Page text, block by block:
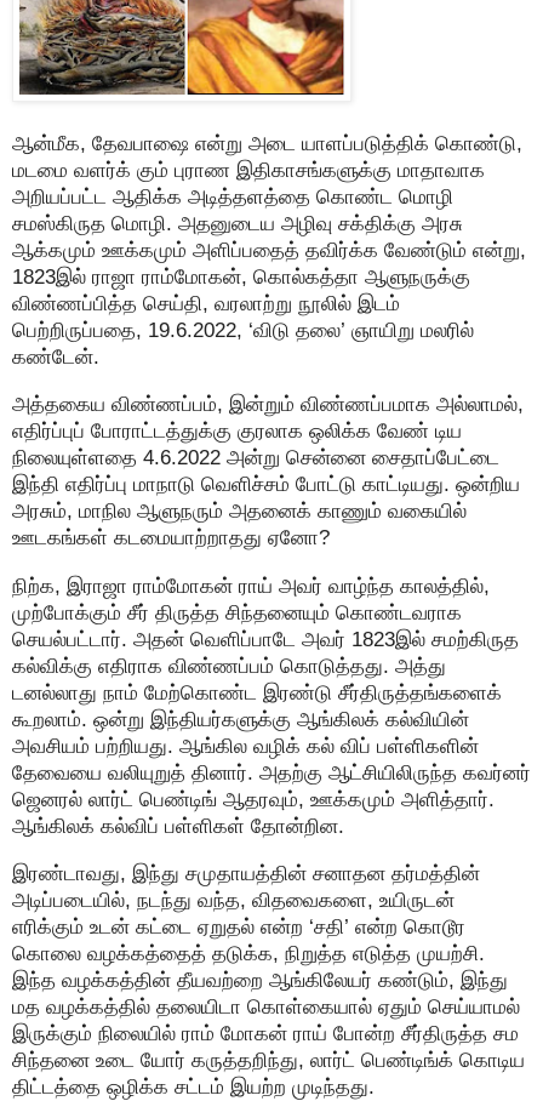
ஆன்மீக, தேவபாஷை என்று அடை யாளப்படுத்திக் கொண்டு,
மடமை வளர்க் கும் புராண இதிகாசங்களுக்கு மாதாவாக
அறியப்பட்ட ஆதிக்க அடித்தளத்தை கொண்ட மொழி
சமஸ்கிருத மொழி. அதனுடைய அழிவு சக்திக்கு அரசு
ஆக்கமும் ஊக்கமும் அளிப்பதைத் தவிர்க்க வேண்டும் என்று,
1823இல் ராஜா ராம்மோகன், கொல்கத்தா ஆளுநருக்கு
விண்ணப்பித்த செய்தி, வரலாற்று நூலில் இடம்
பெற்றிருப்பதை, 19.6.2022, ‘விடு தலை’ ஞாயிறு மலரில்
கண்டேன்.
அத்தகைய விண்ணப்பம், இன்றும் விண்ணப்பமாக அல்லாமல்,
எதிர்ப்புப் போராட்டத்துக்கு குரலாக ஒலிக்க வேண் டிய
நிலையுள்ளதை 4.6.2022 அன்று சென்னை சைதாப்பேட்டை
இந்தி எதிர்ப்பு மாநாடு வெளிச்சம் போட்டு காட்டியது. ஒன்றிய
அரசும், மாநில ஆளுநரும் அதனைக் காணும் வகையில்
ஊடகங்கள் கடமையாற்றாதது ஏனோ?
நிற்க, இராஜா ராம்மோகன் ராய் அவர் வாழ்ந்த காலத்தில்,
முற்போக்கும் சீர் திருத்த சிந்தனையும் கொண்டவராக
செயல்பட்டார். அதன் வெளிப்பாடே அவர் 1823இல் சமற்கிருத
கல்விக்கு எதிராக விண்ணப்பம் கொடுத்தது. அத்து
டனல்லாது நாம் மேற்கொண்ட இரண்டு சீர்திருத்தங்களைக்
கூறலாம். ஒன்று இந்தியர்களுக்கு ஆங்கிலக் கல்வியின்
அவசியம் பற்றியது. ஆங்கில வழிக் கல் விப் பள்ளிகளின்
தேவையை வலியுறுத் தினார். அதற்கு ஆட்சியிலிருந்த கவர்னர்
ஜெனரல் லார்ட் பெண்டிங் ஆதரவும், ஊக்கமும் அளித்தார்.
ஆங்கிலக் கல்விப் பள்ளிகள் தோன்றின.
இரண்டாவது, இந்து சமுதாயத்தின் சனாதன தர்மத்தின்
அடிப்படையில், நடந்து வந்த, விதவைகளை, உயிருடன்
எரிக்கும் உடன் கட்டை ஏறுதல் என்ற ‘சதி’ என்ற கொடூர
கொலை வழக்கத்தைத் தடுக்க, நிறுத்த எடுத்த முயற்சி.
இந்த வழக்கத்தின் தீயவற்றை ஆங்கிலேயர் கண்டும், இந்து
மத வழக்கத்தில் தலையிடா கொள்கையால் ஏதும் செய்யாமல்
இருக்கும் நிலையில் ராம் மோகன் ராய் போன்ற சீர்திருத்த சம
சிந்தனை உடை யோர் கருத்தறிந்து, லார்ட் பெண்டிங்க் கொடிய
திட்டத்தை ஒழிக்க சட்டம் இயற்ற முடிந்தது.